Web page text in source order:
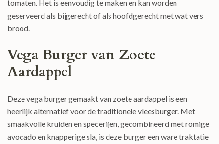
tomaten. Het is eenvoudig te maken en kan worden
geserveerd als bijgerecht of als hoofdgerecht met wat vers
brood.
Vega Burger van Zoete
Aardappel
Deze vega burger gemaakt van zoete aardappel is een
heerlijk alternatief voor de traditionele vleesburger. Met
smaakvolle kruiden en specerijen, gecombineerd met romige
avocado en knapperige sla, is deze burger een ware traktatie